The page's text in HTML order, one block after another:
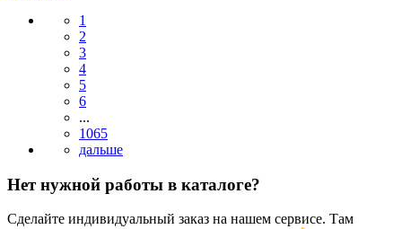
1
2
3
4
5
6
...
1065
Нет нужной работы в каталоге?
Сделайте индивидуальный заказ на нашем сервисе. Там